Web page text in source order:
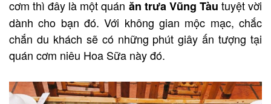
cơm thì đây là một quán ăn trưa Vũng Tàu tuyệt vời
dành cho bạn đó. Với không gian mộc mạc, chắc
chắn du khách sẽ có những phút giây ấn tượng tại
quán cơm niêu Hoa Sữa này đó.